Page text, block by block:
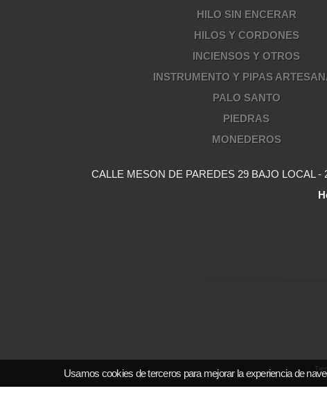
HILO SIN ENCERAR
HILOS Y CORDONES
INCIENSOS Y OTROS
INSTRUMENTO Y PIPAS
PALO SANTO
PIEDRAS
MONEDEROS
CALLE MESON DE PAREDES 29 BAJO LOCAL
Usamos cookies de terceros para mejorar la experiencia de